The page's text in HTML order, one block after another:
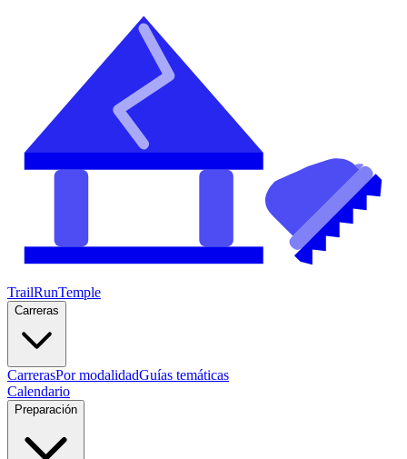
TrailRunTemple
Carreras
CarrerasPor modalidadGuías temáticas
Calendario
Preparación